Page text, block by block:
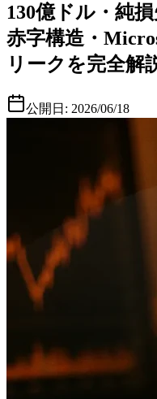
130億ドル・純
赤字構造・
リークを完全解
公開日: 2026/06/18